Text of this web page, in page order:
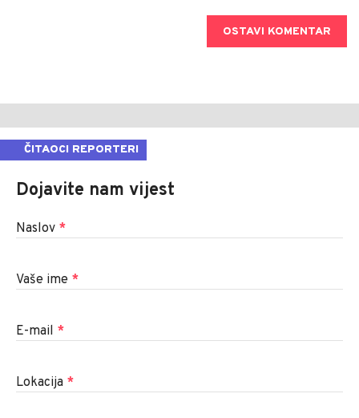
OSTAVI KOMENTAR
ČITAOCI REPORTERI
Dojavite nam vijest
Naslov *
Vaše ime *
E-mail *
Lokacija *